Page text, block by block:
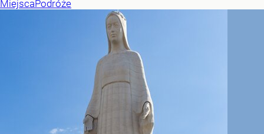
MiejscaPodróże